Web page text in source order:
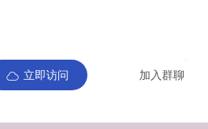
立即访问 加入群聊